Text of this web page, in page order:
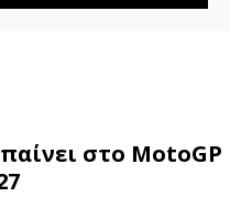
στο MotoGP